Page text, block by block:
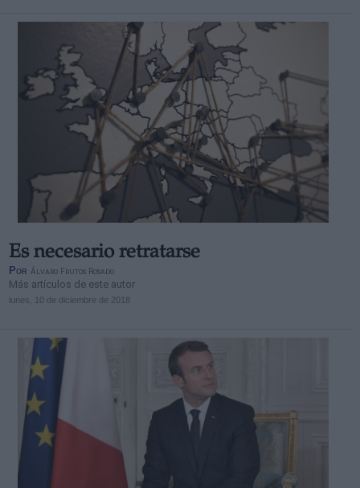
Es necesario retratarse
Por Álvaro Frutos Rosado
Más artículos de este autor
lunes, 10 de diciembre de 2018